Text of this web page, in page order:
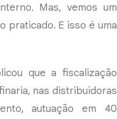
Mas, vemos um
praticado. E isso é uma
que a fiscalização
nas distribuidoras
autuação em 40